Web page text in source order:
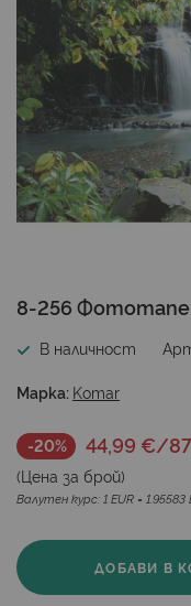
Преминете
началото
галерия
снимки
8-256
В наличност
Марка: Komar
-20% 44,99 €/
(Цена за брой)
Валутен курс: 1 EUR = 1.95583
ДОБАВИ В